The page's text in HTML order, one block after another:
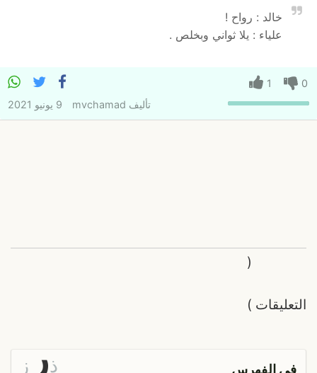
خالد : رواح !
علياء : يلا ثواني وبخلص .
0
1
تأليف mvchamad 9 يونيو 2021
التعليقات
(
)
ذر ز